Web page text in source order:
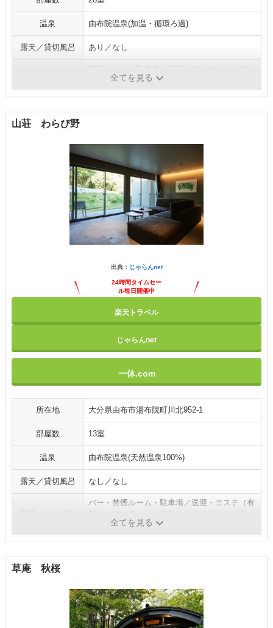
温泉 由布院温泉(加温・循環ろ過)
露天／貸切風呂 あり／なし
全てを見る
山荘 わらび野
出典： じゃらんnet
24時間タイムセー
ル毎日開催中
楽天トラベル
じゃらんnet
一休.com
所在地 大分県由布市湯布院町川北952-1
部屋数 13室
温泉 由布院温泉(天然温泉100%)
露天／貸切風呂 なし／なし
バー・禁煙ルーム・駐車場／送迎・エステ（有
全てを見る
草庵 秋桜